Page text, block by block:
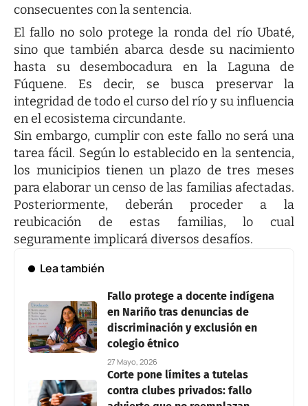
consecuentes con la sentencia.
El fallo no solo protege la ronda del río Ubaté,
sino que también abarca desde su nacimiento
hasta su desembocadura en la Laguna de
Fúquene. Es decir, se busca preservar la
integridad de todo el curso del río y su influencia
en el ecosistema circundante.
Sin embargo, cumplir con este fallo no será una
tarea fácil. Según lo establecido en la sentencia,
los municipios tienen un plazo de tres meses
para elaborar un censo de las familias afectadas.
Posteriormente, deberán proceder a la
reubicación de estas familias, lo cual
seguramente implicará diversos desafíos.
Lea también
Fallo protege a docente indígena
en Nariño tras denuncias de
discriminación y exclusión en
colegio étnico
27 Mayo, 2026
Corte pone límites a tutelas
contra clubes privados: fallo